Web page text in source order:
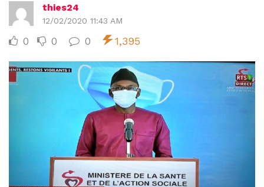
thies24
12/02/2020 11:43 AM
0 0 0 1,395